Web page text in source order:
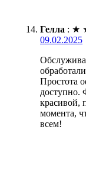
Гелла : ★
09.02.2025
Простота
доступно.
красивой,
момента,
всем!